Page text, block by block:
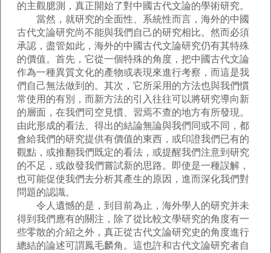
的主觀臆測，真正開始了對中國古代文論的學術研究。
當然，就研究的全面性、系統性而言，海外的中國
古代文論研究尚不能與我們自己的研究相比。然而必須
承認，盡管如此，海外的中國古代文論研究仍有其特殊
的價值。首先，它從一個特殊的角度，把中國古代文論
作為一種異質文化的產物或表現來進行考察，而這是我
們自己無法做到的。其次，它所采用的方法也與我們慣
常使用的有別，而新方法的引入往往可以將研究導向新
的層面，在我們司空見慣、習焉不查的地方有所發現。
由此形成的看法、得出的結論無論與我們同或不同，都
會給我們的研究提供有價值的東西，或印證我們已有的
觀點，或推翻我們既定的看法，或提醒我們注意到研究
的不足，或啟發我們嘗試新的思路。即使是一種誤解，
也可能促使我們去分析其產生的原因，進而深化我們對
問題的認識。
令人遺憾的是，到目前為止，海外學人的研究并未
得到我們應有的關注，除了從比較文學研究的角度有一
些零散的介紹之外，真正從古代文論研究史的角度進行
總結的論述可謂鳳毛麟角。這也許和古代文論研究者自